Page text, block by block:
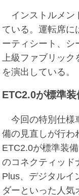
インストルメン
ている。運転席に
ーティシート、シ
上級ファブリッ
を演出している。
ETC2.0が標準
今回の特別仕様
備の見直しが行わ
ETC2.0が標準装
のコネクティッド
Plus、デジタルイ
ダーといった人気